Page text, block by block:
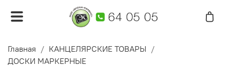
Главная
КАНЦЕЛЯРСКИЕ ТОВАРЫ
ДОСКИ МАРКЕРНЫЕ